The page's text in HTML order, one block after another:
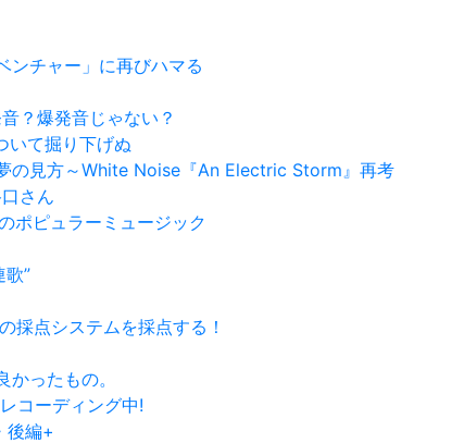
ンチャー」に再びハマる
？爆発音じゃない？
いて掘り下げぬ
の見方～White Noise『An Electric Storm』再考
さん
ポピュラーミュージック
”
採点システムを採点する！
ったもの。
コーディング中!
後編+